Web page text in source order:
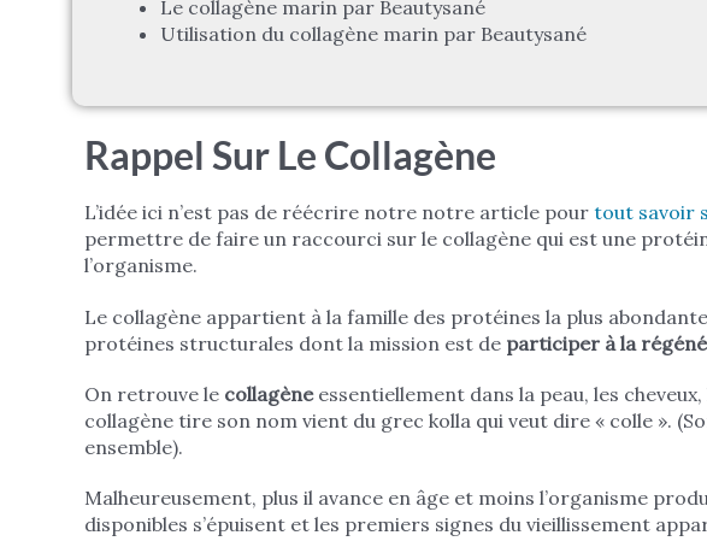
Le collagène marin par Beautysané
Utilisation du collagène marin par Beautysané
Rappel Sur Le Collagène
L’idée ici n’est pas de réécrire notre notre article pour tout savoir
permettre de faire un raccourci sur le collagène qui est une
l’organisme.
Le collagène appartient à la famille des protéines la plus
protéines structurales dont la mission est de participer à la
On retrouve le collagèneessentiellement dans la peau, les
collagène tire son nom vient du grec kolla qui veut dire « colle ».
ensemble).
Malheureusement, plus il avance en âge et moins l’organisme
disponibles s’épuisent et les premiers signes du vieillissement